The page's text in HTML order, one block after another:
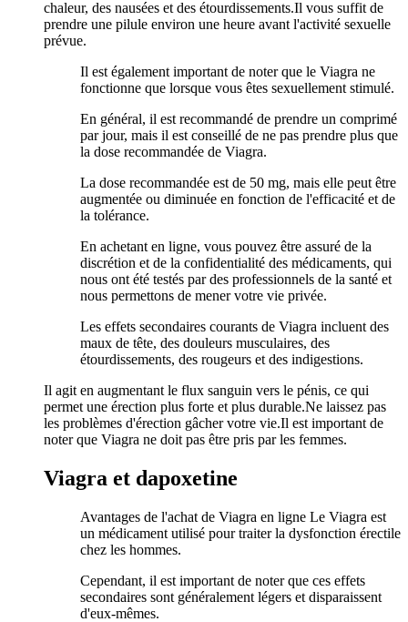
chaleur, des nausées et des étourdissements.Il vous suffit de
prendre une pilule environ une heure avant l'activité sexuelle
prévue.
Il est également important de noter que le Viagra ne
fonctionne que lorsque vous êtes sexuellement stimulé.
En général, il est recommandé de prendre un comprimé
par jour, mais il est conseillé de ne pas prendre plus que
la dose recommandée de Viagra.
La dose recommandée est de 50 mg, mais elle peut être
augmentée ou diminuée en fonction de l'efficacité et de
la tolérance.
En achetant en ligne, vous pouvez être assuré de la
discrétion et de la confidentialité des médicaments, qui
nous ont été testés par des professionnels de la santé et
nous permettons de mener votre vie privée.
Les effets secondaires courants de Viagra incluent des
maux de tête, des douleurs musculaires, des
étourdissements, des rougeurs et des indigestions.
Il agit en augmentant le flux sanguin vers le pénis, ce qui
permet une érection plus forte et plus durable.Ne laissez pas
les problèmes d'érection gâcher votre vie.Il est important de
noter que Viagra ne doit pas être pris par les femmes.
Viagra et dapoxetine
Avantages de l'achat de Viagra en ligne Le Viagra est
un médicament utilisé pour traiter la dysfonction érectile
chez les hommes.
Cependant, il est important de noter que ces effets
secondaires sont généralement légers et disparaissent
d'eux-mêmes.